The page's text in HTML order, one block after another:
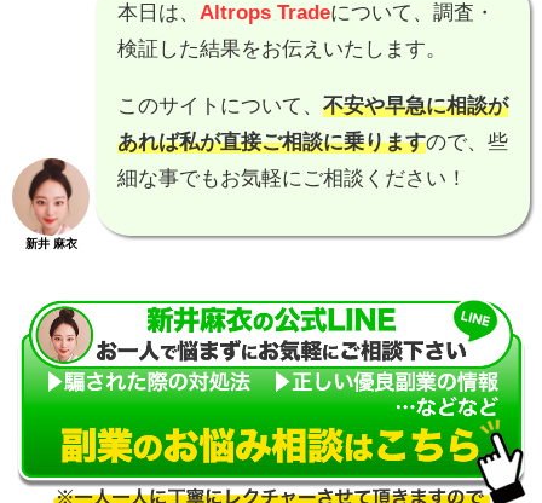
新井 麻衣
本日は、 Altrops Tradeについて、調査・
検証した結果をお伝えいたします。
このサイトについて、 不安や早急に相談が
あれば私が直接ご相談に乗りますので、些
細な事でもお気軽にご相談ください！